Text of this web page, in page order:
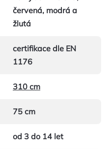
červená, modrá a
žlutá
certifikace dle EN
1176
310 cm
75 cm
od 3 do 14 let